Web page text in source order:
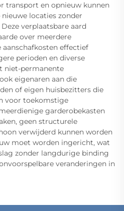
transport en opnieuw kunnen
locaties zonder
verplaatsbare aard
over meerdere
effectief
perioden en diverse
niet-permanente
eigenaren aan die
of eigen huisbezitters die
voor toekomstige
garderobekasten
geen structurele
verwijderd kunnen worden
moet worden ingericht, wat
zonder langdurige binding
veranderingen in